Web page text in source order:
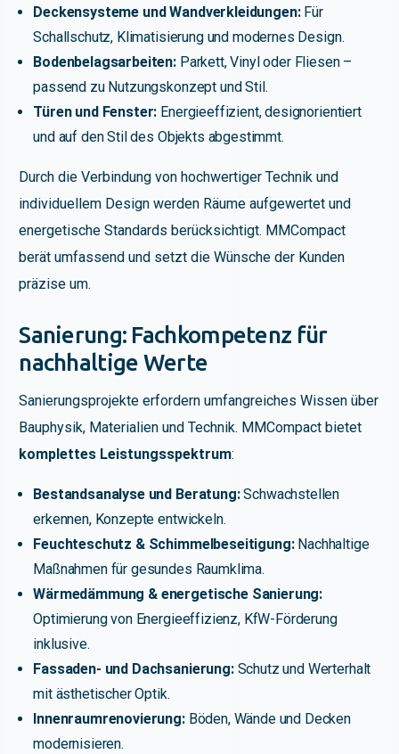
Deckensysteme und Wandverkleidungen:Für
Schallschutz, Klimatisierung und modernes Design.
Bodenbelagsarbeiten: Parkett, Vinyl oder Fliesen –
passend zu Nutzungskonzept und Stil.
Türen und Fenster: Energieeffizient, designorientiert
und auf den Stil des Objekts abgestimmt.
Durch die Verbindung von hochwertiger Technik und
individuellem Design werden Räume aufgewertet und
energetische Standards berücksichtigt. MMCompact
berät umfassend und setzt die Wünsche der Kunden
präzise um.
Sanierung: Fachkompetenz für
nachhaltige Werte
Sanierungsprojekte erfordern umfangreiches Wissen über
Bauphysik, Materialien und Technik. MMCompact bietet
komplettes Leistungsspektrum:
Bestandsanalyse und Beratung:Schwachstellen
erkennen, Konzepte entwickeln.
Feuchteschutz & Schimmelbeseitigung:Nachhaltige
Maßnahmen für gesundes Raumklima.
Wärmedämmung & energetische Sanierung:
Optimierung von Energieeffizienz, KfW-Förderung
inklusive.
Fassaden- und Dachsanierung:Schutz und Werterhalt
mit ästhetischer Optik.
Innenraumrenovierung:Böden, Wände und Decken
modernisieren.